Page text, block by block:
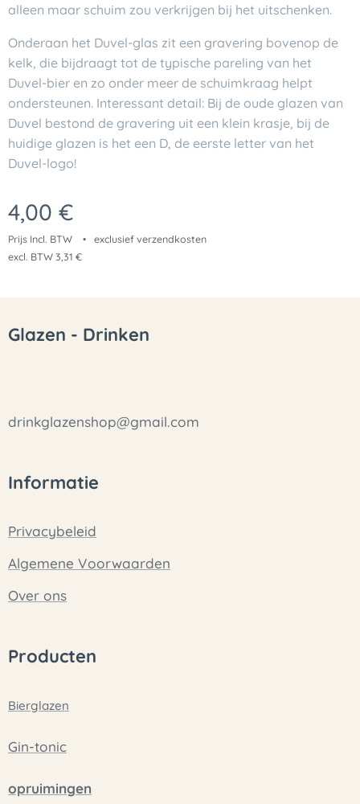
alleen maar schuim zou verkrijgen bij het uitschenken.
Onderaan het Duvel-glas zit een gravering bovenop de
kelk, die bijdraagt tot de typische pareling van het
Duvel-bier en zo onder meer de schuimkraag helpt
ondersteunen. Interessant detail: Bij de oude glazen van
Duvel bestond de gravering uit een klein krasje, bij de
huidige glazen is het een D, de eerste letter van het
Duvel-logo!
4,00 €
Prijs Incl. BTW
exclusief verzendkosten
excl. BTW 3,31 €
Glazen - Drinken
drinkglazenshop@gmail.com
Informatie
Privacybeleid
Algemene Voorwaarden
Over ons
Producten
Bierglazen
Gin-tonic
opruimingen